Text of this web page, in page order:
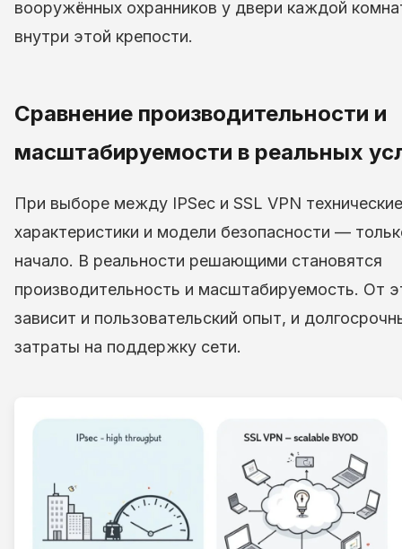
вооружённых охранников у двери каждой
внутри этой крепости.
Сравнение производительности и
масштабируемости в реальных
При выборе между IPSec и SSL VPN технические
характеристики и модели безопасности —
начало. В реальности решающими становятся
производительность и масштабируемость. От
зависит и пользовательский опыт, и
затраты на поддержку сети.